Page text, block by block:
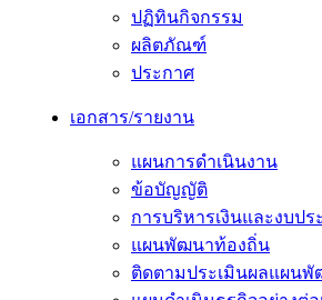
ปฏิทินกิจกรรม
ผลิตภัณฑ์
ประกาศ
เอกสาร/รายงาน
แผนการดำเนินงาน
ข้อบัญญัติ
การบริหารเงินและงบป
แผนพัฒนาท้องถิ่น
ติดตามประเมินผลแผนพั